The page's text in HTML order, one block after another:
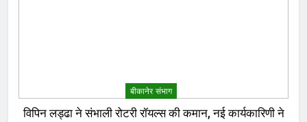
बीकानेर संभाग
विपिन लड्ढा ने संभाली रोटरी रॉयल्स की कमान, नई कार्यकारिणी ने